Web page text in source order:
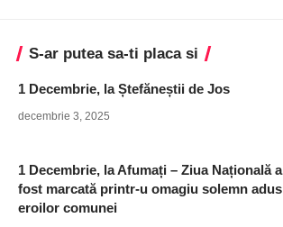
S-ar putea sa-ti placa si
1 Decembrie, la Ștefăneștii de Jos
decembrie 3, 2025
1 Decembrie, la Afumați – Ziua Națională a
fost marcată printr-u omagiu solemn adus
eroilor comunei